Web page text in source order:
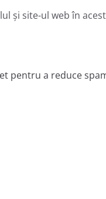
și site-ul web în
pentru a reduce